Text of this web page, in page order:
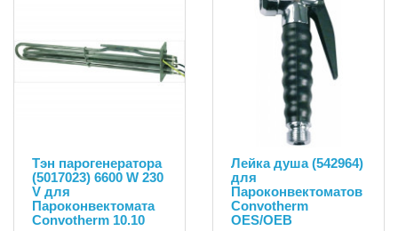
Тэн парогенератора
(5017023) 6600 W 230
V для
Пароконвектомата
Convotherm 10.10
Лейка душа (542964)
для
Пароконвектоматов
Convotherm
OES/OEB